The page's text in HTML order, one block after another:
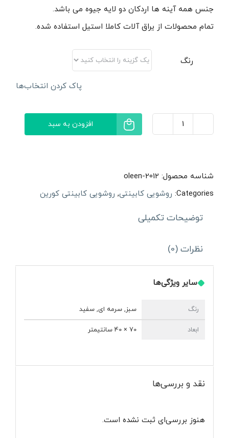
جنس همه آینه ها اردکان دو لایه جیوه می باشد.
تمام محصولات از یراق آلات کاملا استیل استفاده شده.
رنگ
پاک کردن انتخاب‌ها
روشویی
ثمین
عدد
افزودن به سبد
شناسه محصول: oleen-2012
Categories: روشویی کابینتی, روشویی کابینتی کورین
توضیحات تکمیلی
نظرات (0)
سایر ویژگی‌ها
رنگ سبز, سرمه ای, سفید
ابعاد 70 × 40 سانتیمتر
نقد و بررسی‌ها
هنوز بررسی‌ای ثبت نشده است.